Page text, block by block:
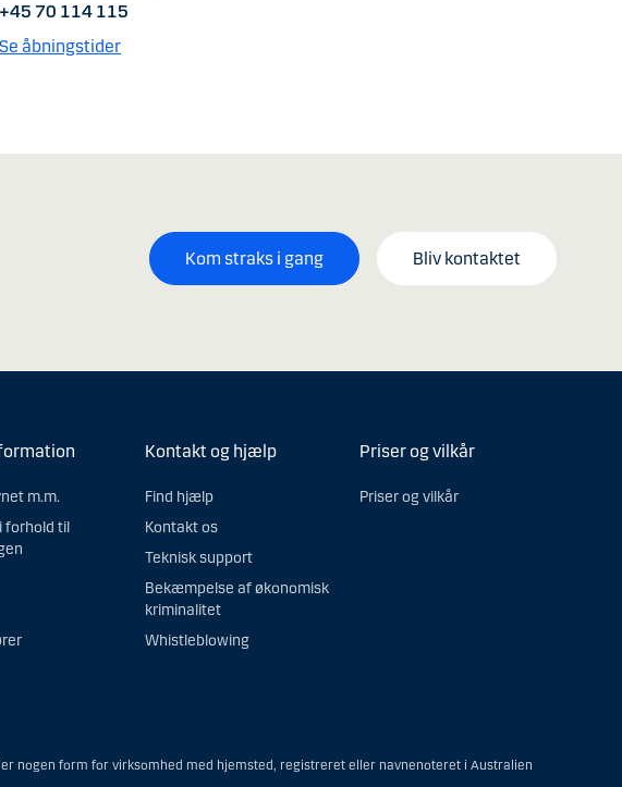
+45 70 114 115
Se åbningstider
Kom straks i gang Bliv kontaktet
m.m.
forhold til
Kontakt og hjælp
Find hjælp
Kontakt os
Teknisk support
Bekæmpelse af økonomisk
kriminalitet
Whistleblowing
Priser og vilkår
Priser og vilkår
nogen form for virksomhed med hjemsted, registreret eller navnenoteret i Australien